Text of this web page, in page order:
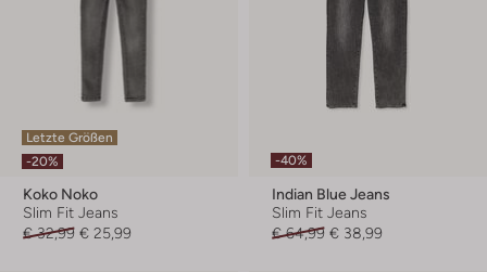
Letzte Größen
-20%
Koko Noko
Slim Fit Jeans
€ 32,99 € 25,99
-40%
Indian Blue Jeans
Slim Fit Jeans
€ 64,99 € 38,99